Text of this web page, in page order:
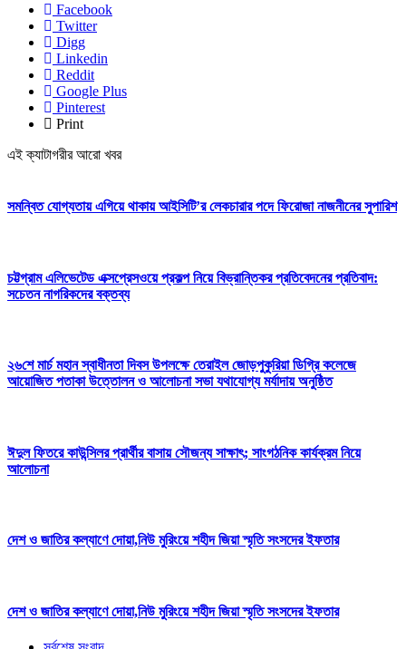
Facebook
Twitter
Digg
Linkedin
Reddit
Google Plus
Pinterest
Print
এই ক্যাটাগরীর আরো খবর
সমন্বিত যোগ্যতায় এগিয়ে থাকায় আইসিটি’র লেকচারার পদে ফিরোজা নাজনীনের সুপারিশ
চট্টগ্রাম এলিভেটেড এক্সপ্রেসওয়ে প্রকল্প নিয়ে বিভ্রান্তিকর প্রতিবেদনের প্রতিবাদ:
সচেতন নাগরিকদের বক্তব্য
২৬শে মার্চ মহান স্বাধীনতা দিবস উপলক্ষে তেরাইল জোড়পুকুরিয়া ডিগ্রি কলেজে
আয়োজিত পতাকা উত্তোলন ও আলোচনা সভা যথাযোগ্য মর্যাদায় অনুষ্ঠিত
ঈদুল ফিতরে কাউন্সিলর প্রার্থীর বাসায় সৌজন্য সাক্ষাৎ; সাংগঠনিক কার্যক্রম নিয়ে
আলোচনা
দেশ ও জাতির কল্যাণে দোয়া,নিউ মুরিংয়ে শহীদ জিয়া স্মৃতি সংসদের ইফতার
দেশ ও জাতির কল্যাণে দোয়া,নিউ মুরিংয়ে শহীদ জিয়া স্মৃতি সংসদের ইফতার